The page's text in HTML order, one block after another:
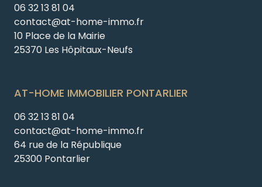
06 32 13 81 04
contact@at-home-immo.fr
10 Place de la Mairie
25370 Les Hôpitaux-Neufs
AT-HOME IMMOBILIER PONTARLIER
06 32 13 81 04
contact@at-home-immo.fr
64 rue de la République
25300 Pontarlier